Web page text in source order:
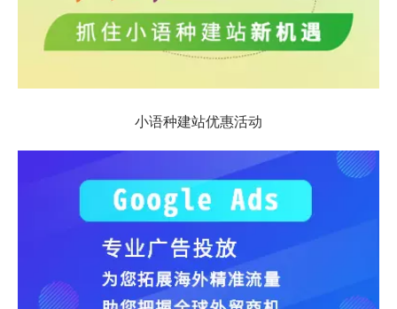
小语种建站优惠活动